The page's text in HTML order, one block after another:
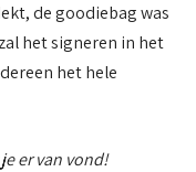
de goodiebag was
het signeren in het
het hele
er van vond!